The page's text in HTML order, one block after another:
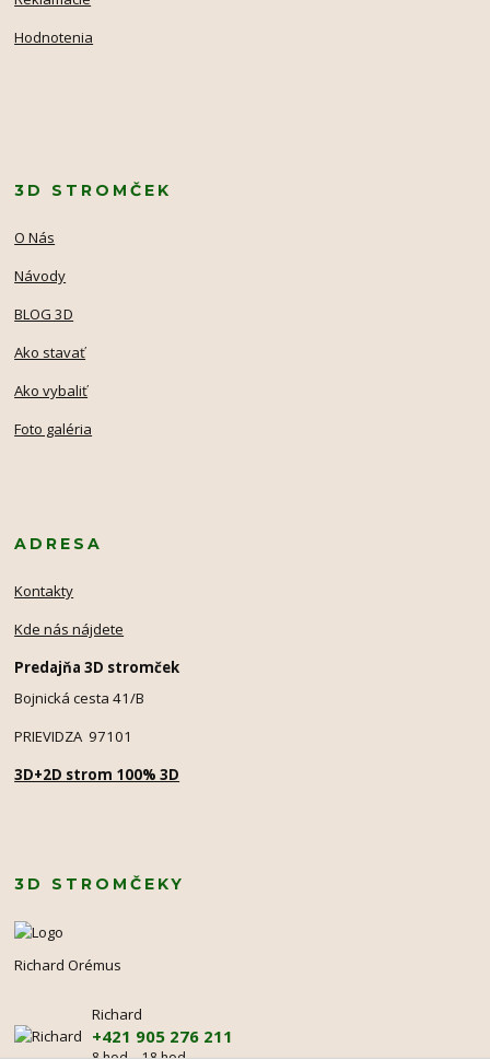
Hodnotenia
3D STROMČEK
O Nás
Návody
BLOG 3D
Ako stavať
Ako vybaliť
Foto galéria
ADRESA
Kontakty
Kde nás nájdete
Predajňa 3D stromček
Bojnická cesta 41/B
PRIEVIDZA 97101
3D+2D strom 100% 3D
3D STROMČEKY
Richard Orémus
Richard
+421 905 276 211